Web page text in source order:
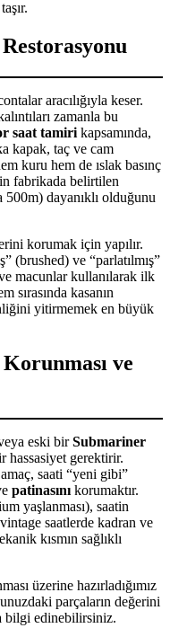
aracılığıyla keser.
zamanla bu
saat tamiri kapsamında,
kapak, taç ve cam
kuru hem de ıslak basınç
fabrikada belirtilen
dayanıklı olduğunu
korumak için yapılır.
(brushed) ve “parlatılmış”
macunlar kullanılarak ilk
sırasında kasanın
yitirmemek en büyük
ve
eski birSubmariner
hassasiyet gerektirir.
saati “yeni gibi”
patinasını korumaktır.
yaşlanması), saatin
saatlerde kadran ve
kısmın sağlıklı
üzerine hazırladığımız
parçaların değerini
bilgi edinebilirsiniz.